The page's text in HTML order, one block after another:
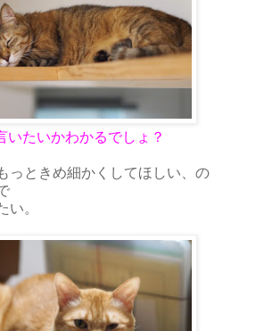
いたいかわかるでしょ？
っときめ細かくしてほしい、の
。